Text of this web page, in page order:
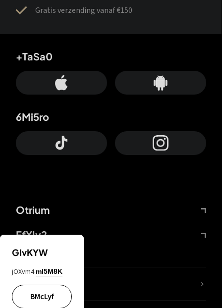
Gratis verzending vanaf €150
Otrium
FfYIy2
+TaSa0
6Mi5ro
ZbBJcb
GIvKYW
jOXvm4 mI5M8K
BMcLyf